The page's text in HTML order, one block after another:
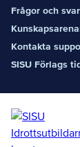
Frågor och svar
Kontakta
SISU Förlags